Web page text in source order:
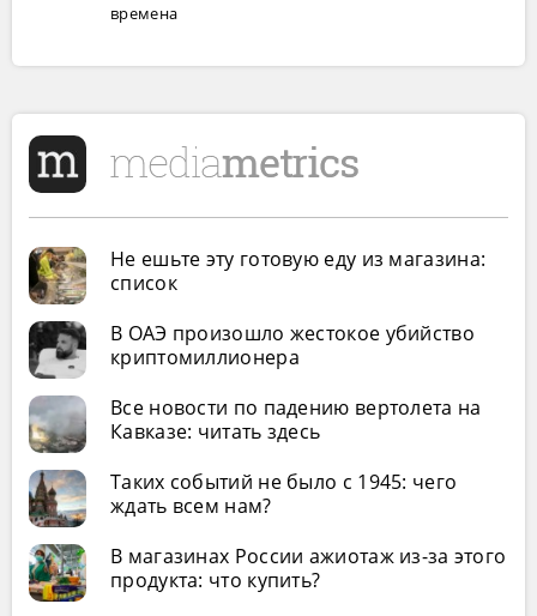
времена
Не ешьте эту готовую еду из магазина:
список
В ОАЭ произошло жестокое убийство
криптомиллионера
Все новости по падению вертолета на
Кавказе: читать здесь
Таких событий не было с 1945: чего
ждать всем нам?
В магазинах России ажиотаж из-за этого
продукта: что купить?